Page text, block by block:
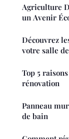
Agriculture
un Avenir
Découvrez
votre salle
Top 5
rénovation
Panneau
de bain